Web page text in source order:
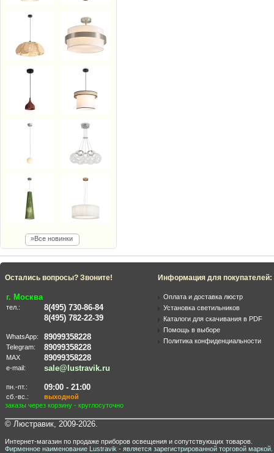
»Все новинки
Остались вопросы? Звоните!
г. Москва
тел.:
8(495) 730-86-84
8(495) 782-22-39
WhatsApp: 89099358228
Telegram: 89099358228
MAX 89099358228
e-mail: sale@lustravik.ru
пн.-пт.: 09:00 - 21:00
сб.-вс.:
выходной
заказы через корзину - круглосуточно
Информация для покупателей:
Оплата и доставка люстр
Установка светильников
Каталоги для скачивания в PDF
Помощь в выборе
Политика конфиденциальности
© Люстравик, 2009-2026.
Интернет-магазин по продаже приборов освещения и сопутствующих товаров.
Фирменное наименование Lustravik - является зарегистрированной торговой